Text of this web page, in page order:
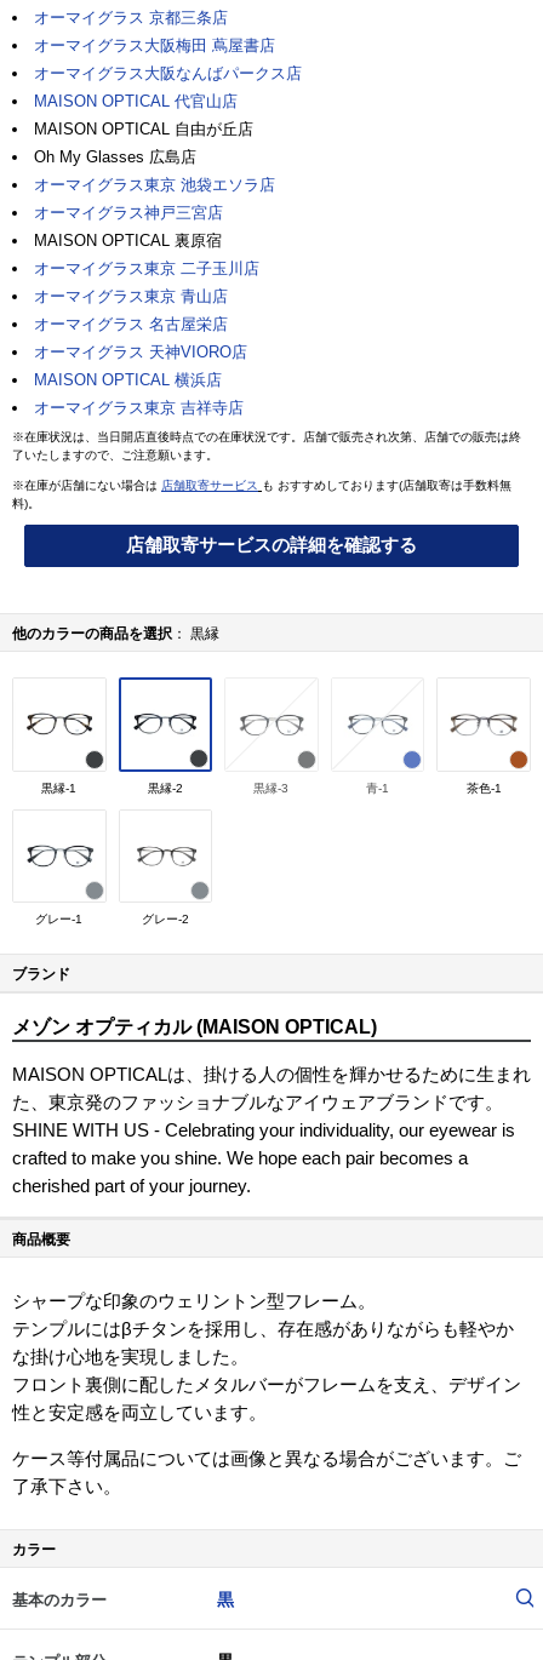
オーマイグラス 京都三条店
オーマイグラス大阪梅田 蔦屋書店
オーマイグラス大阪なんばパークス店
MAISON OPTICAL 代官山店
MAISON OPTICAL 自由が丘店
Oh My Glasses 広島店
オーマイグラス東京 池袋エソラ店
オーマイグラス神戸三宮店
MAISON OPTICAL 裏原宿
オーマイグラス東京 二子玉川店
オーマイグラス東京 青山店
オーマイグラス 名古屋栄店
オーマイグラス 天神VIORO店
MAISON OPTICAL 横浜店
オーマイグラス東京 吉祥寺店
※在庫状況は、当日開店直後時点での在庫状況です。店舗で販売され次第、店舗での販売は終
了いたしますので、ご注意願います。
※在庫が店舗にない場合は 店舗取寄サービス
も おすすめしております(店舗取寄は手数料無
料)。
店舗取寄サービスの詳細を確認する
他のカラーの商品を選択 黒縁
黒縁-1 黒縁-2 黒縁-3 青-1 茶色-1
グレー-1 グレー-2
ブランド
メゾン オプティカル (MAISON OPTICAL)
MAISON OPTICALは、掛ける人の個性を輝かせるために生まれ
た、東京発のファッショナブルなアイウェアブランドです。
SHINE WITH US - Celebrating your individuality, our eyewear is
crafted to make you shine. We hope each pair becomes a
cherished part of your journey.
商品概要
シャープな印象のウェリントン型フレーム。
テンプルにはβチタンを採用し、存在感がありながらも軽やか
な掛け心地を実現しました。
フロント裏側に配したメタルバーがフレームを支え、デザイン
性と安定感を両立しています。
ケース等付属品については画像と異なる場合がございます。ご
了承下さい。
カラー
基本のカラー 黒